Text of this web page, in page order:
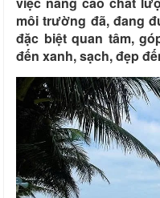
môi trường đã, đang
đặc biệt quan tâm,
đến xanh, sạch, đẹp